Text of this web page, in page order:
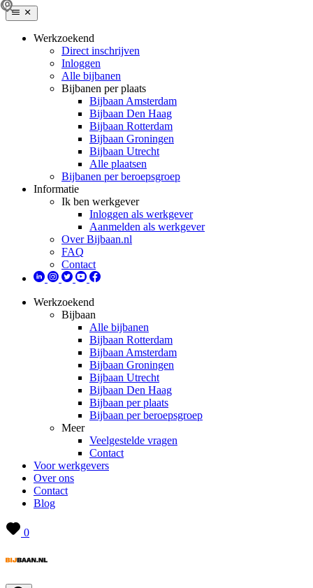
Werkzoekend
Direct inschrijven
Inloggen
Alle bijbanen
Bijbanen per plaats
Bijbaan Amsterdam
Bijbaan Den Haag
Bijbaan Rotterdam
Bijbaan Groningen
Bijbaan Utrecht
Alle plaatsen
Bijbanen per beroepsgroep
Informatie
Ik ben werkgever
Inloggen als werkgever
Aanmelden als werkgever
Over Bijbaan.nl
FAQ
Contact
Werkzoekend
Bijbaan
Alle bijbanen
Bijbaan Rotterdam
Bijbaan Amsterdam
Bijbaan Groningen
Bijbaan Utrecht
Bijbaan Den Haag
Bijbaan per plaats
Bijbaan per beroepsgroep
Meer
Veelgestelde vragen
Contact
Voor werkgevers
Over ons
Contact
Blog
0